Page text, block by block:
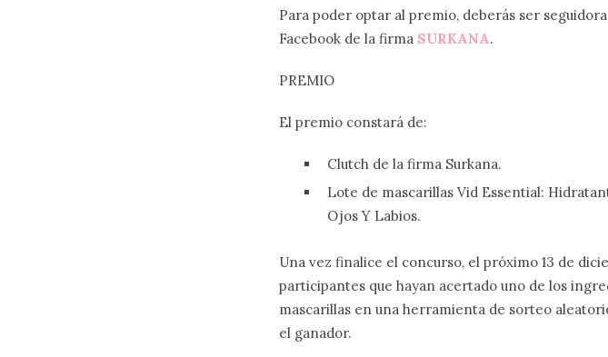
Para poder optar al premio, deberás ser
Facebook de la firma SURKANA.
PREMIO
El premio constará de:
Clutch de la firma Surkana.
Lote de mascarillas Vid Essential:
Ojos Y Labios.
Una vez finalice el concurso, el próximo 13 de
participantes que hayan acertado uno de los
mascarillas en una herramienta de sorteo
el ganador.